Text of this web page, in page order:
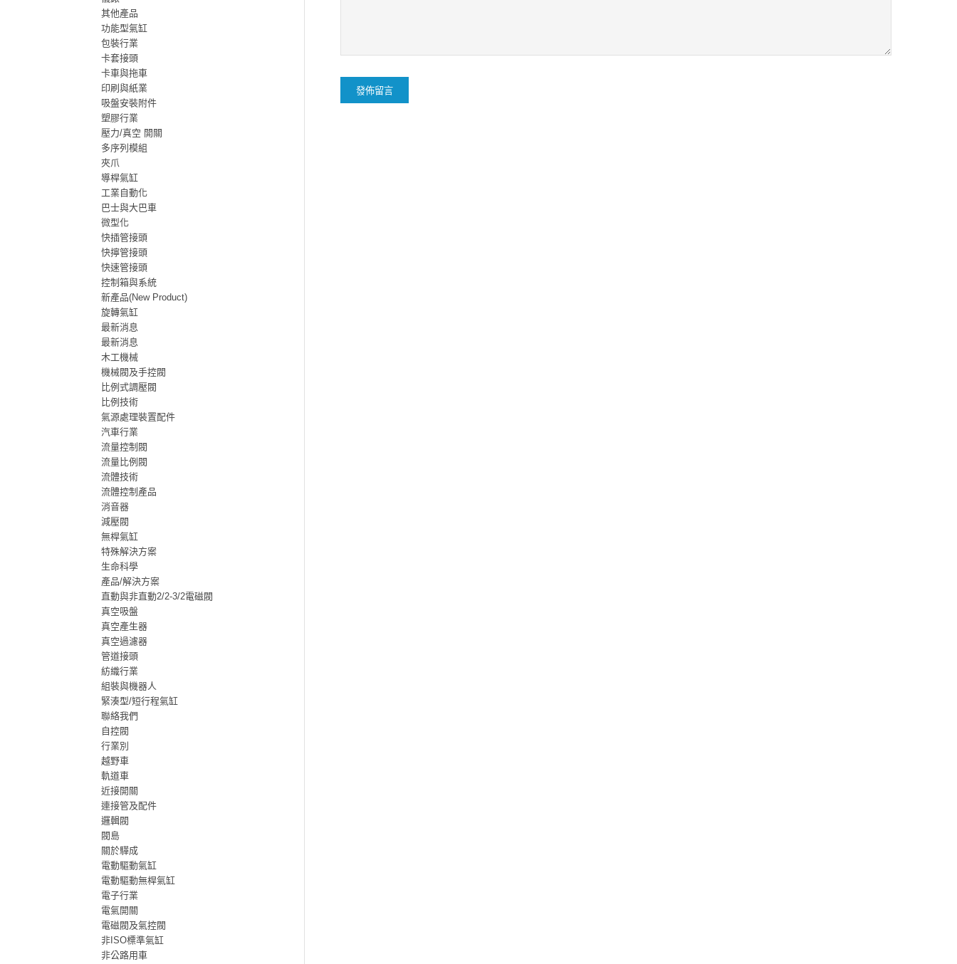
其他產品
功能型氣缸
包裝行業
卡套接頭
卡車與拖車
印刷與紙業
吸盤安裝附件
塑膠行業
壓力/真空 開關
多序列模組
夾爪
導桿氣缸
工業自動化
巴士與大巴車
微型化
快插管接頭
快擰管接頭
快速管接頭
控制箱與系統
新產品(New Product)
旋轉氣缸
最新消息
最新消息
木工機械
機械閥及手控閥
比例式調壓閥
比例技術
氣源處理裝置配件
汽車行業
流量控制閥
流量比例閥
流體技術
流體控制產品
消音器
減壓閥
無桿氣缸
特殊解決方案
生命科學
產品/解決方案
直動與非直動2/2-3/2電磁閥
真空吸盤
真空產生器
真空過濾器
管道接頭
紡織行業
組裝與機器人
緊湊型/短行程氣缸
聯絡我們
自控閥
行業別
越野車
軌道車
近接開關
連接管及配件
邏輯閥
閥島
關於驊成
電動驅動氣缸
電動驅動無桿氣缸
電子行業
電氣開關
電磁閥及氣控閥
非ISO標準氣缸
非公路用車